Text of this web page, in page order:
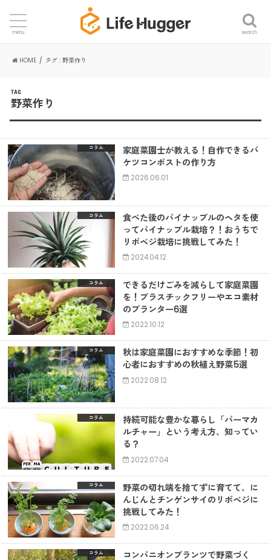
search
menu
HOME タグ : 野菜作り
TAG
野菜作り
コラム
家庭菜園士が教える！自作できるバ
ケツコンポストの作り方
2026.06.01
コラム
食べた後のパイナップルのヘタを使
ってパイナップル栽培？！おうちで
リボベジ栽培に挑戦してみた！
2024.04.12
コラム
できるだけごみを減らして家庭菜園
を！プラスチックフリーやエコ素材
のプランター6選
2022.10.12
コラム
秋は家庭菜園におすすめな季節！初
心者におすすめの秋植え野菜5選
2022.08.12
コラム
持続可能な豊かな暮らし「パーマカ
ルチャー」という考え方、知ってい
る？
2022.07.04
コラム
野菜の切れ端を捨てずに育てて、に
んじんとチンゲンサイのリボベジに
挑戦してみた！
2022.06.24
コラム
コンパニオンプランツで野菜づく